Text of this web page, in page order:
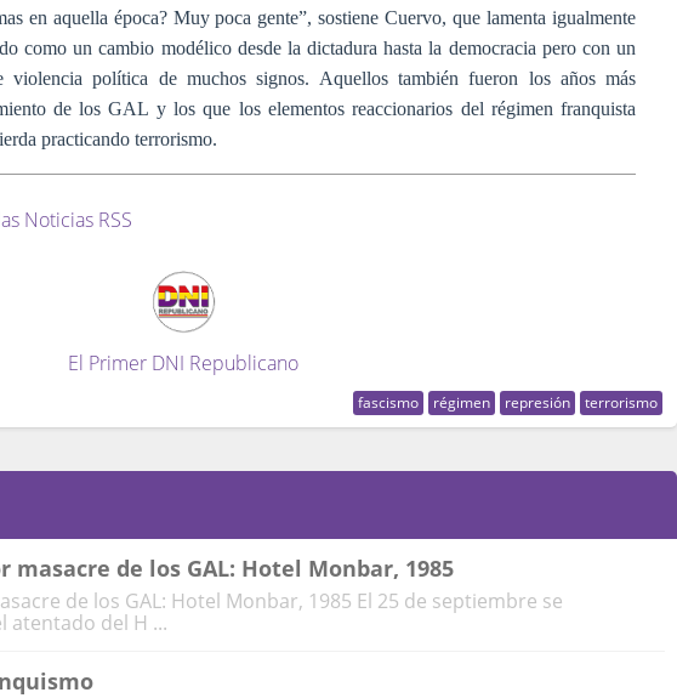
en aquella época? Muy poca gente”, sostiene Cuervo, que lamenta igualmente
como un cambio modélico desde la dictadura hasta la democracia pero con un
violencia política de muchos signos. Aquellos también fueron los años más
de los GAL y los que los elementos reaccionarios del régimen franquista
practicando terrorismo.
Noticias RSS
El Primer DNI Republicano
fascismo régimen represión terrorismo
masacre de los GAL: Hotel Monbar, 1985
de los GAL: Hotel Monbar, 1985 El 25 de septiembre se
atentado del H ...